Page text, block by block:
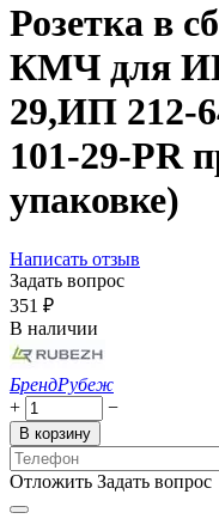
Розетка в
КМЧ для
29,ИП 212-
101-29-PR
упаковке)
Написать отзыв
Задать вопрос
‍351‍ ₽
В наличии
БрендРубеж
+
−
В корзину
Отложить Задать вопрос